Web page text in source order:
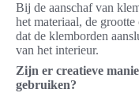
Bij de aanschaf van
het materiaal, de
dat de klemborden
van het interieur.
Zijn er creatieve
gebruiken?